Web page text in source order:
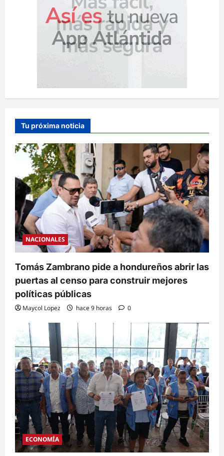
Tu próxima noticia
NACIONALES
Tomás Zambrano pide a hondureños abrir las
puertas al censo para construir mejores
políticas públicas
Maycol Lopez hace 9 horas 0
ECONOMÍA